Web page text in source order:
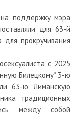
поддержку мэра
для 63-й
прокручивания
с 2025
Билецкому* 3-ю
63-ю Лиманскую
традиционных
между собой